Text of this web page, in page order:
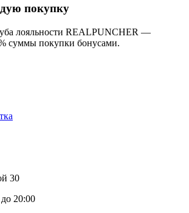
покупку
лояльности REALPUNCHER —
суммы покупки бонусами.
30
20:00